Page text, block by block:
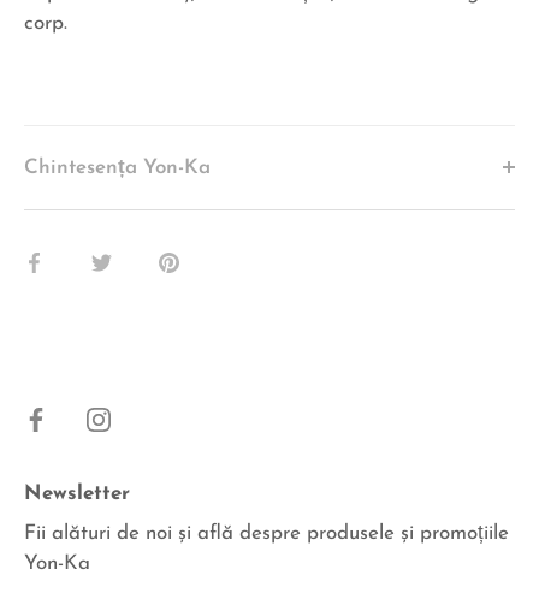
corp.
Chintesența Yon-Ka
Share
Share
Pin
Newsletter
Fii alături de noi şi află despre produsele şi promoțiile
Yon-Ka